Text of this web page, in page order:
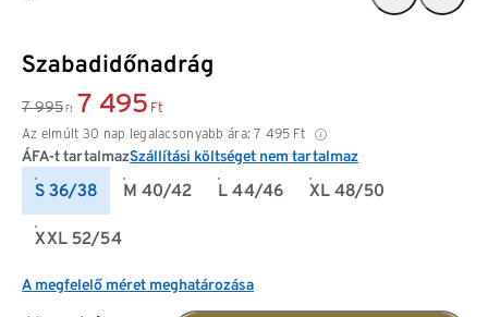
Szabadidőnadrág
7 995 Ft 7 495 Ft
Az elmúlt 30 nap legalacsonyabb ára: 7 495 Ft
ÁFA-t tartalmazSzállítási költséget nem tartalmaz
S 36/38 M 40/42 L 44/46 XL 48/50
XXL 52/54
A megfelelő méret meghatározása